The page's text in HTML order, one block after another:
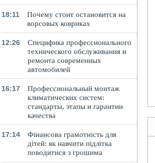
18:11
Почему стоит остановится на
ворсовых ковриках
12:26
Специфика профессионального
технического обслуживания и
ремонта современных
автомобилей
16:17
Профессиональный монтаж
климатических систем:
стандарты, этапы и гарантии
качества
17:14
Фінансова грамотність для
дітей: як навчити підлітка
поводитися з грошима